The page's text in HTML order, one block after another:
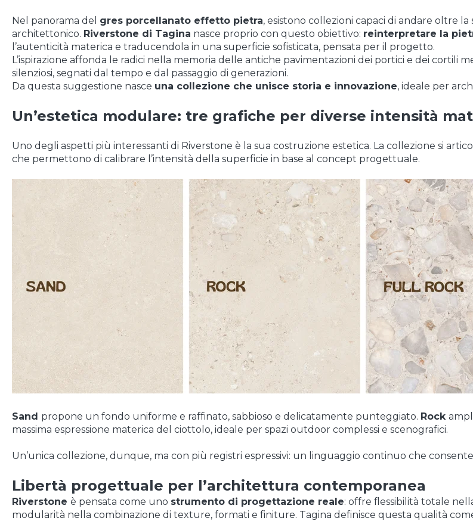
Nel panorama del gres porcellanato effetto pietra, esistono collezioni capaci di andare oltre
architettonico. Riverstone di Tagina nasce proprio con questo obiettivo: reinterpretare la
l’autenticità materica e traducendola in una superficie sofisticata, pensata per il progetto.
L’ispirazione affonda le radici nella memoria delle antiche pavimentazioni dei portici e dei cortili
silenziosi, segnati dal tempo e dal passaggio di generazioni.
Da questa suggestione nasce una collezione che unisce storia e innovazione, ideale per
Un’estetica modulare: tre grafiche per diverse intensità
Uno degli aspetti più interessanti di Riverstone è la sua costruzione estetica. La collezione si
che permettono di calibrare l’intensità della superficie in base al concept progettuale.
Sand propone un fondo uniforme e raffinato, sabbioso e delicatamente punteggiato. Rock
massima espressione materica del ciottolo, ideale per spazi outdoor complessi e scenografici.
Un’unica collezione, dunque, ma con più registri espressivi: un linguaggio continuo che
Libertà progettuale per l’architettura contemporanea
Riverstone è pensata come uno strumento di progettazione reale: offre flessibilità totale
modularità nella combinazione di texture, formati e finiture. Tagina definisce questa qualità